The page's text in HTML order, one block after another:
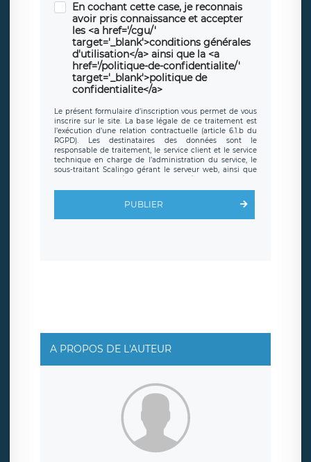
En cochant cette case, je reconnais
avoir pris connaissance et accepter
les <a href='/cgu/'
target='_blank'>conditions générales
d'utilisation</a> ainsi que la <a
href='/politique-de-confidentialite/'
target='_blank'>politique de
confidentialite</a>
Le présent formulaire d’inscription vous permet de vous
inscrire sur le site. La base légale de ce traitement est
l’exécution d’une relation contractuelle (article 6.1.b du
RGPD). Les destinataires des données sont le
responsable de traitement, le service client et le service
technique en charge de l’administration du service, le
sous-traitant Scalingo gérant le serveur web, ainsi que
d’inscription est hébergé sur un serveur hébergé par
clauses de
protection conformes au RGPD
. Les données collectées
sont conservées jusqu’à ce que l’Internaute en sollicite la
rue Léopold Sédar Senghor, joignable à l’adresse mail :
responsabledetraitement@legavox.fr. Vous avez
également le droit d’introduire une réclamation auprès
d’une autorité de contrôle.
PUBLIER
A PROPOS DE L'AUTEUR